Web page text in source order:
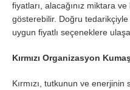
fiyatları, alacağınız miktara
gösterebilir. Doğru
uygun fiyatlı seçeneklere
Kırmızı Organizasyon
Kırmızı, tutkunun ve